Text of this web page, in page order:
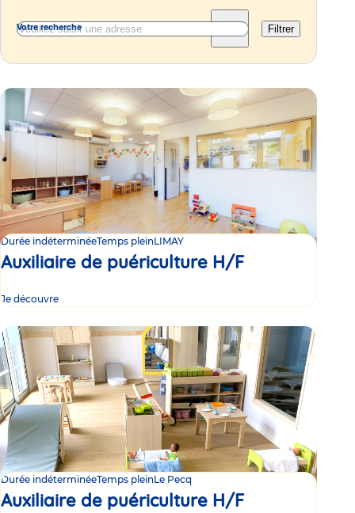
Votre recherche Filtrer
Durée indéterminéeTemps pleinLIMAY
Auxiliaire de puériculture H/F
Je découvre
Durée indéterminéeTemps pleinLe Pecq
Auxiliaire de puériculture H/F